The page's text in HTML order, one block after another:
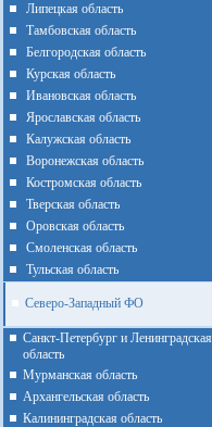
Липецкая область
Тамбовская область
Белгородская область
Курская область
Ивановская область
Ярославская область
Калужская область
Воронежская область
Костромская область
Тверская область
Оровская область
Смоленская область
Тульская область
Северо-Западный ФО
Санкт-Петербург и Ленинградская
область
Мурманская область
Архангельская область
Калининградская область